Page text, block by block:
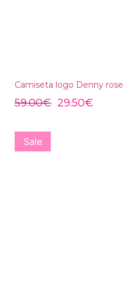
Camiseta logo Denny rose
59.00€ 29.50€
Sale